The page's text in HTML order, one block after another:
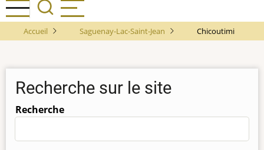
Accueil Saguenay-Lac-Saint-Jean Chicoutimi
Recherche sur le site
Recherche